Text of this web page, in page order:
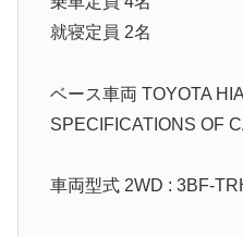
就寝定員 2名
ベース車両 TOYOTA
SPECIFICATIONS OF
車両型式 2WD : 3BF-